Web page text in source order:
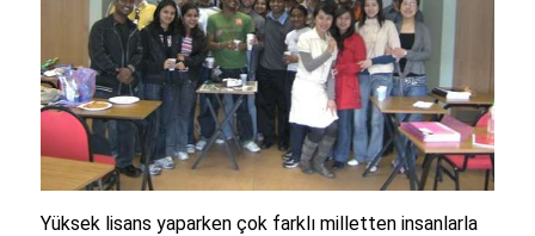
Yüksek lisans yaparken çok farklı milletten insanlarla